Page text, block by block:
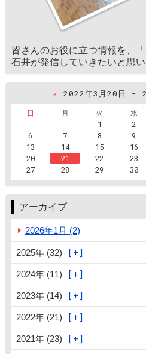
皆さんのお役に立つ情報を、
石井が発信していきたいと思い
« 2022年3月20日 -
日
月 火 水
1
2
6
7 8 9
13
14 15 16
20
21 22 23
27
28 29 30
アーカイブ
2026年1月 (2)
2025年 (32)
2024年 (11)
2023年 (14)
2022年 (21)
2021年 (23)